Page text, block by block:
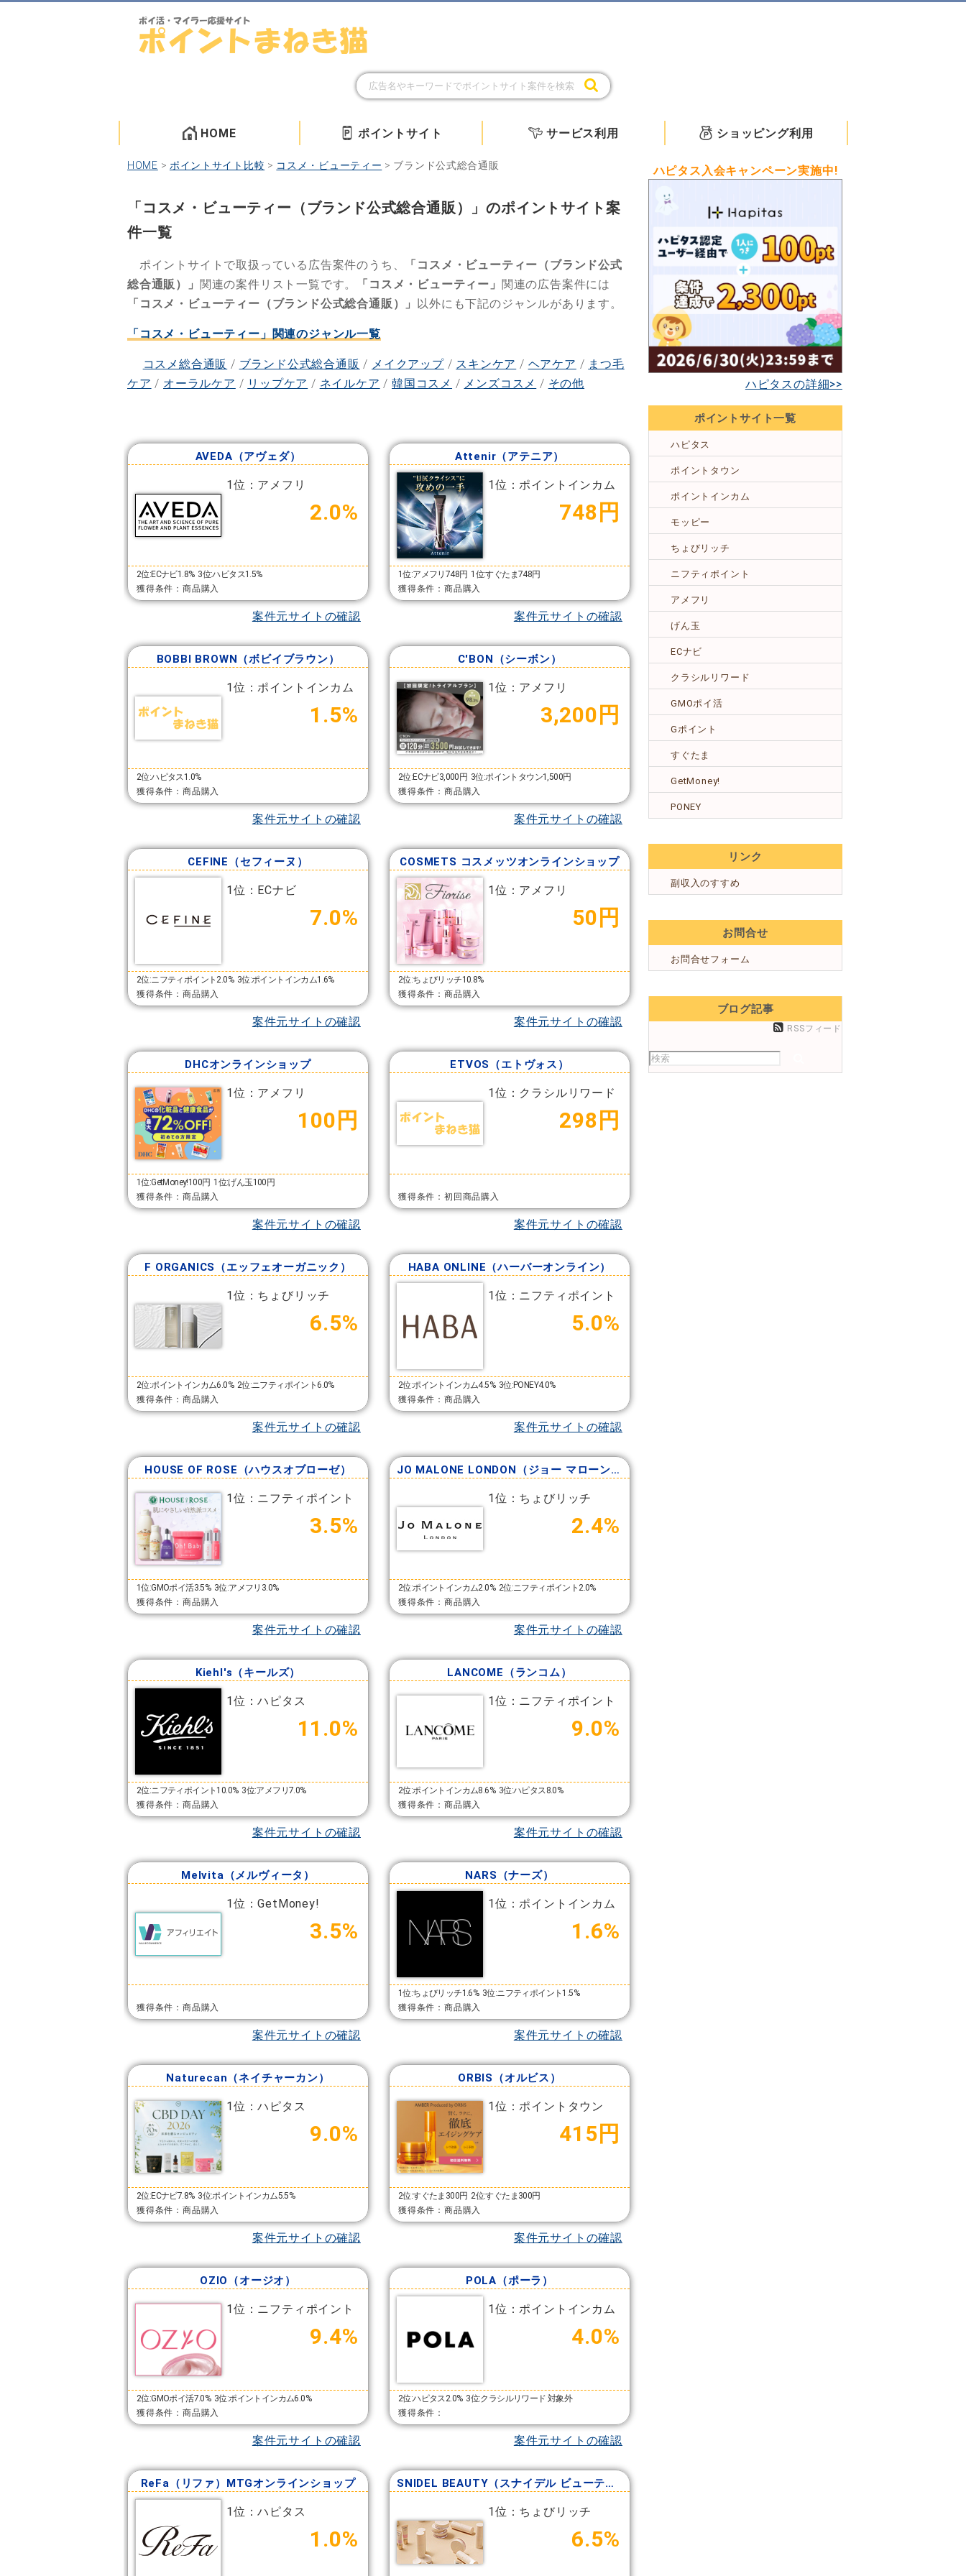
HOME ポイントサイト サービス利用 ショッピング利用
HOME > ポイントサイト比較 > コスメ・ビューティー > ブランド公式総合通販
「コスメ・ビューティー（ブランド公式総合通販）」のポイントサイト案
件一覧
ポイントサイトで取扱っている広告案件のうち、
「コスメ・ビューティー（ブランド公式
総合通販）」 関連の案件リスト一覧です。 「コスメ・ビューティー」 関連の広告案件には
「コスメ・ビューティー（ブランド公式総合通販）」 以外にも下記のジャンルがあります。
「コスメ・ビューティー」関連のジャンル一覧
コスメ総合通販 / ブランド公式総合通販 / メイクアップ/ スキンケア / ヘアケア / まつ毛
ケア / オーラルケア / リップケア / ネイルケア /韓国コスメ / メンズコスメ / その他
AVEDA（アヴェダ）
1位：アメフリ
2.0%
2位:ECナビ1.8% 3位:ハピタス1.5%
獲得条件：商品購入
案件元サイトの確認
Attenir（アテニア）
1位：ポイントインカム
748円
1位:アメフリ748円 1位:すぐたま748円
獲得条件：商品購入
案件元サイトの確認
BOBBI BROWN（ボビイブラウン）
1位：ポイントインカム
1.5%
2位:ハピタス1.0%
獲得条件：商品購入
案件元サイトの確認
C'BON（シーボン）
1位：アメフリ
3,200円
2位:ECナビ3,000円 3位:ポイントタウン1,500円
獲得条件：商品購入
案件元サイトの確認
CEFINE（セフィーヌ）
1位：ECナビ
7.0%
2位:ニフティポイント2.0% 3位:ポイントインカム1.6%
獲得条件：商品購入
案件元サイトの確認
COSMETS コスメッツオンラインショップ
1位：アメフリ
50円
2位:ちょびリッチ10.8%
獲得条件：商品購入
案件元サイトの確認
DHCオンラインショップ
1位：アメフリ
100円
1位:GetMoney!100円 1位:げん玉100円
獲得条件：商品購入
案件元サイトの確認
ETVOS（エトヴォス）
1位：クラシルリワード
298円
獲得条件：初回商品購入
案件元サイトの確認
F ORGANICS（エッフェオーガニック）
1位：ちょびリッチ
6.5%
2位:ポイントインカム6.0% 2位:ニフティポイント6.0%
獲得条件：商品購入
案件元サイトの確認
HABA ONLINE（ハーバーオンライン）
1位：ニフティポイント
5.0%
2位:ポイントインカム4.5% 3位:PONEY4.0%
獲得条件：商品購入
案件元サイトの確認
HOUSE OF ROSE（ハウスオブローゼ）
1位：ニフティポイント
3.5%
1位:GMOポイ活3.5% 3位:アメフリ3.0%
獲得条件：商品購入
案件元サイトの確認
JO MALONE LONDON（ジョー マローン ロンドン）
1位：ちょびリッチ
2.4%
2位:ポイントインカム2.0% 2位:ニフティポイント2.0%
獲得条件：商品購入
案件元サイトの確認
Kiehl's（キールズ）
1位：ハピタス
11.0%
2位:ニフティポイント10.0% 3位:アメフリ7.0%
獲得条件：商品購入
案件元サイトの確認
LANCOME（ランコム）
1位：ニフティポイント
9.0%
2位:ポイントインカム8.6% 3位:ハピタス8.0%
獲得条件：商品購入
案件元サイトの確認
Melvita（メルヴィータ）
1位：GetMoney!
3.5%
獲得条件：商品購入
案件元サイトの確認
NARS（ナーズ）
1位：ポイントインカム
1.6%
1位:ちょびリッチ1.6% 3位:ニフティポイント1.5%
獲得条件：商品購入
案件元サイトの確認
Naturecan（ネイチャーカン）
1位：ハピタス
9.0%
2位:ECナビ7.8% 3位:ポイントインカム5.5%
獲得条件：商品購入
案件元サイトの確認
ORBIS（オルビス）
1位：ポイントタウン
415円
2位:すぐたま300円 2位:すぐたま300円
獲得条件：商品購入
案件元サイトの確認
OZIO（オージオ）
1位：ニフティポイント
9.4%
2位:GMOポイ活7.0% 3位:ポイントインカム6.0%
獲得条件：商品購入
案件元サイトの確認
POLA（ポーラ）
1位：ポイントインカム
4.0%
2位:ハピタス2.0% 3位:クラシルリワード 対象外
獲得条件：
案件元サイトの確認
ReFa（リファ）MTGオンラインショップ
1位：ハピタス
1.0%
SNIDEL BEAUTY（スナイデル ビューティ）
1位：ちょびリッチ
6.5%
ハピタス入会キャンペーン実施中!
ハピタスの詳細>>
ポイントサイト一覧
ハピタス
ポイントタウン
ポイントインカム
モッピー
ちょびリッチ
ニフティポイント
アメフリ
げん玉
ECナビ
クラシルリワード
GMOポイ活
Gポイント
すぐたま
GetMoney!
PONEY
リンク
副収入のすすめ
お問合せ
お問合せフォーム
ブログ記事
RSSフィード